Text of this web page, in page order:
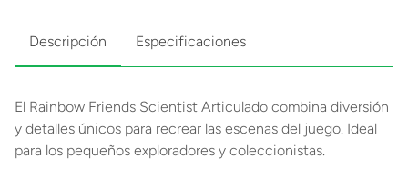
Descripción Especificaciones
El Rainbow Friends Scientist Articulado combina diversión
y detalles únicos para recrear las escenas del juego. Ideal
para los pequeños exploradores y coleccionistas.